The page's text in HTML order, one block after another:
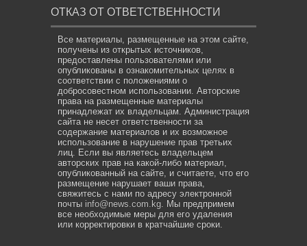
ОТКАЗ ОТ ОТВЕТСТВЕННОСТИ
Все материалы, размещенные на этом сайте,
получены из открытых источников,
предоставлены пользователями или
опубликованы в ознакомительных целях в
соответствии с положениями о
добросовестном использовании. Авторские
права на размещенные материалы
принадлежат их владельцам. Администрация
сайта не несет ответственности за
содержание материалов и их возможное
использование в нарушение прав третьих
лиц. Если вы являетесь владельцем
авторских прав на какой-либо материал,
опубликованный на сайте, и считаете, что его
размещение нарушает ваши права,
свяжитесь с нами по адресу электронной
почты info@news.com.kg. Мы предпримем
все необходимые меры для его удаления
или корректировки в кратчайшие сроки.